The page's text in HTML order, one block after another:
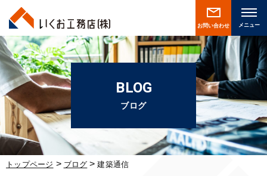
お問い合わせ
BLOG
ブログ
トップページ > ブログ >建築通信